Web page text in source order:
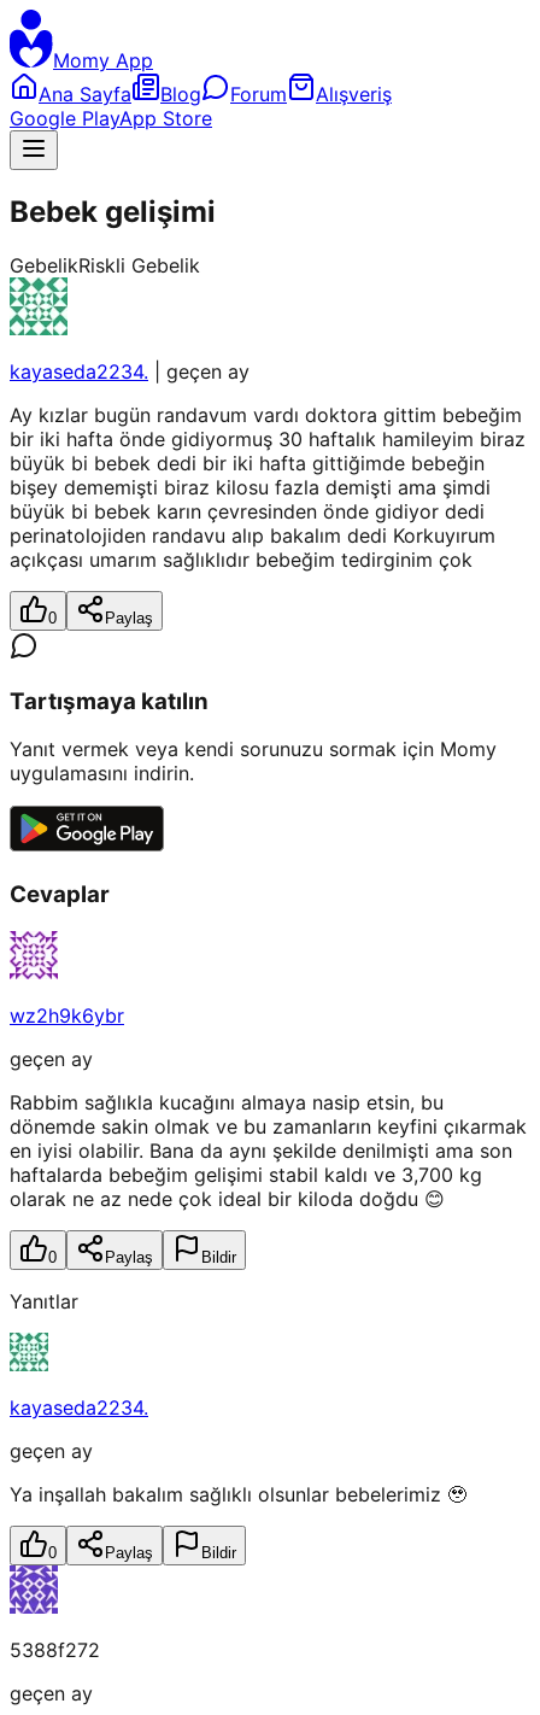
Momy App
Ana Sayfa
Blog Forum
Alışveriş
Google PlayApp Store
Bebek gelişimi
GebelikRiskli Gebelik
kayaseda2234.
geçen ay
Ay kızlar bugün randavum vardı doktora gittim bebeğim
bir iki hafta önde gidiyormuş 30 haftalık hamileyim biraz
büyük bi bebek dedi bir iki hafta gittiğimde bebeğin
bişey dememişti biraz kilosu fazla demişti ama şimdi
büyük bi bebek karın çevresinden önde gidiyor dedi
perinatolojiden randavu alıp bakalım dedi Korkuyırum
açıkçası umarım sağlıklıdır bebeğim tedirginim çok
0 Paylaş
Tartışmaya katılın
Yanıt vermek veya kendi sorunuzu sormak için Momy
uygulamasını indirin.
Cevaplar
wz2h9k6ybr
geçen ay
Rabbim sağlıkla kucağını almaya nasip etsin, bu
dönemde sakin olmak ve bu zamanların keyfini çıkarmak
en iyisi olabilir. Bana da aynı şekilde denilmişti ama son
haftalarda bebeğim gelişimi stabil kaldı ve 3,700 kg
olarak ne az nede çok ideal bir kiloda doğdu 😊
0 Paylaş Bildir
Yanıtlar
kayaseda2234.
geçen ay
Ya inşallah bakalım sağlıklı olsunlar bebelerimiz 🥹
0 Paylaş Bildir
5388f272
geçen ay